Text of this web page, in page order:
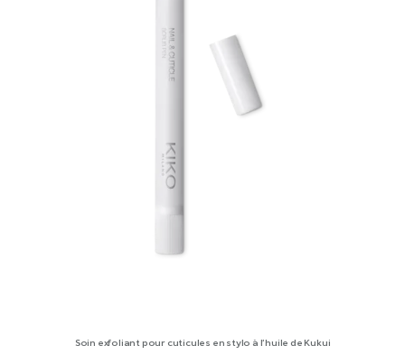
Soin exfoliant pour cuticules en stylo à l’huile de Kukui